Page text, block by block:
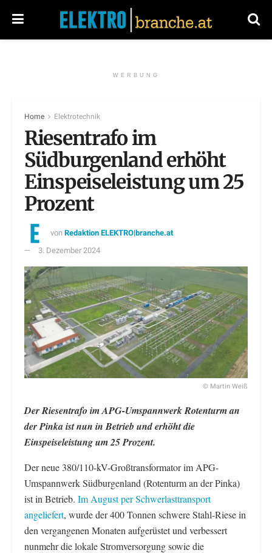
WERBUNG
Home Elektrotechnik
Riesentrafo im
Südburgenland erhöht
Einspeiseleistung um 25
Prozent
vonRedaktion ELEKTRO|branche.at
3. Dezember 2024
© Martin Weiß
Der Riesentrafo im APG-Umspannwerk Rotenturm an
der Pinka ist nun in Betrieb und erhöht die
Einspeiseleistung um 25 Prozent.
Der neue 380/110-kV-Großtransformator im APG-
Umspannwerk Südburgenland (Rotenturm an der Pinka)
ist in Betrieb. Im August per Schwerlasttransport
angeliefert, wurde der 400 Tonnen schwere Stahl-Riese in
den vergangenen Monaten aufgerüstet und verbessert
nunmehr die lokale Stromversorgung sowie die